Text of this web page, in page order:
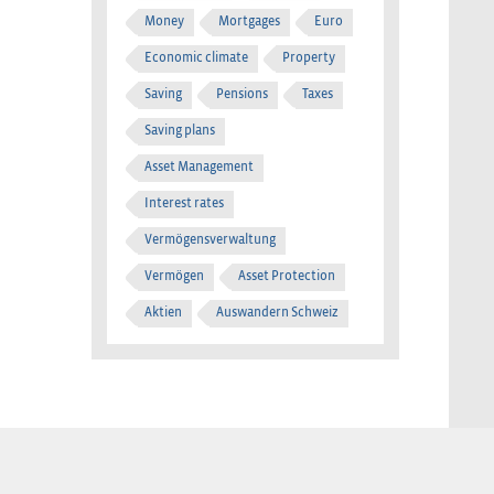
Money Mortgages Euro
Economic climate Property
Saving Pensions Taxes
Saving plans
Asset Management
Interest rates
Vermögensverwaltung
Vermögen Asset Protection
Aktien Auswandern Schweiz